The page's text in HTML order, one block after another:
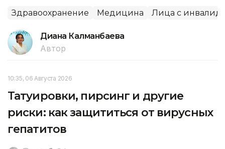
Здравоохранение Медицина Лица с
Диана Калманбаева
Автор
10:35, 06 Августа 2026
Татуировки, пирсинг и другие
риски: как защититься от вирусных
гепатитов